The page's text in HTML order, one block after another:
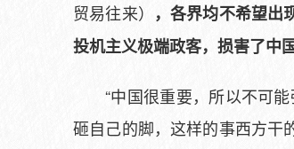
贸易往来） ，各界均不希望出
投机主义极端政客，损害了中
“中国很重要，所以不可
砸自己的脚，这样的事西方干